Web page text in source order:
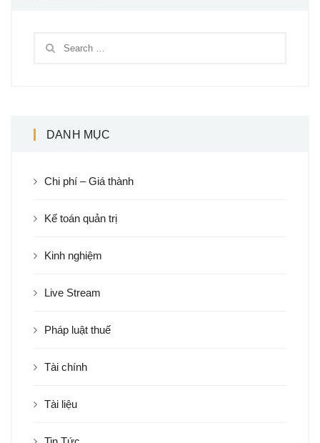
DANH MỤC
Chi phí – Giá thành
Kế toán quản trị
Kinh nghiệm
Live Stream
Pháp luật thuế
Tài chính
Tài liệu